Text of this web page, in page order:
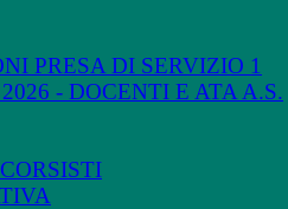
PRESA DI SERVIZIO 1
- DOCENTI E ATA A.S.